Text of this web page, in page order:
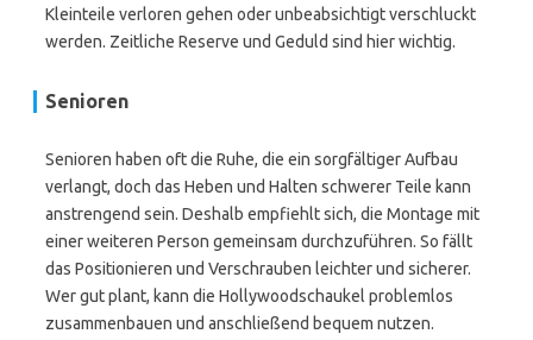
Kleinteile verloren gehen oder unbeabsichtigt verschluckt
werden. Zeitliche Reserve und Geduld sind hier wichtig.
Senioren
Senioren haben oft die Ruhe, die ein sorgfältiger Aufbau
verlangt, doch das Heben und Halten schwerer Teile kann
anstrengend sein. Deshalb empfiehlt sich, die Montage mit
einer weiteren Person gemeinsam durchzuführen. So fällt
das Positionieren und Verschrauben leichter und sicherer.
Wer gut plant, kann die Hollywoodschaukel problemlos
zusammenbauen und anschließend bequem nutzen.